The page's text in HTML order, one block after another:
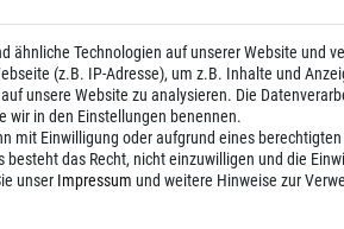
ähnliche Technologien auf unserer Website und
(z.B. IP-Adresse), um z.B. Inhalte und
unsere Website zu analysieren. Die
wir in den Einstellungen benennen.
mit Einwilligung oder aufgrund eines
besteht das Recht, nicht einzuwilligen und die
unser Impressum und weitere Hinweise zur